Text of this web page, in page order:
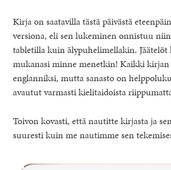
Kirja on saatavilla tästä päivästä
versiona, eli sen lukeminen onnistuu
tabletilla kuin älypuhelimellakin.
mukanasi minne menetkin! Kaikki
englanniksi, mutta sanasto on
avautut varmasti kielitaidoista
Toivon kovasti, että nautitte kirjasta ja
suuresti kuin me nautimme sen